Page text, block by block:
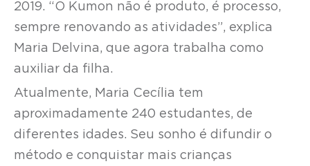
2019. “O Kumon não é produto, é processo,
sempre renovando as atividades”, explica
Maria Delvina, que agora trabalha como
auxiliar da filha.
Atualmente, Maria Cecília tem
aproximadamente 240 estudantes, de
diferentes idades. Seu sonho é difundir o
método e conquistar mais crianças